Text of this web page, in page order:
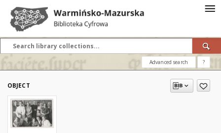
Advanced search ?
OBJECT